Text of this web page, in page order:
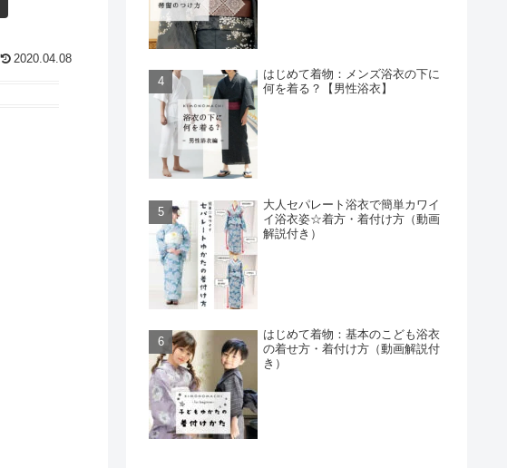
2020.04.08
はじめて着物：メンズ浴衣の下に
何を着る？【男性浴衣】
大人セパレート浴衣で簡単カワイ
イ浴衣姿☆着方・着付け方（動画
解説付き）
はじめて着物：基本のこども浴衣
の着せ方・着付け方（動画解説付
き）